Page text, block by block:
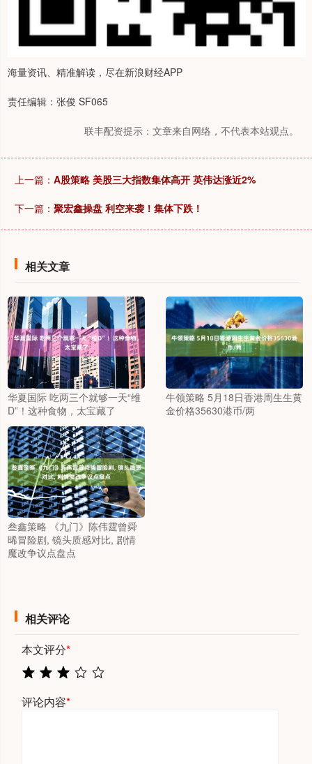
海量资讯、精准解读，尽在新浪财经APP
责任编辑：张俊 SF065
联丰配资提示：文章来自网络，不代表本站观点。
上一篇： A股策略 美股三大指数集体高开 英伟达涨近2%
下一篇： 聚宏鑫操盘 利空来袭！集体下跌！
相关文章
华夏国际 吃两三个就够一天“维
D”！这种食物，太宝藏了
牛领策略 5月18日香港周生生黄
金价格35630港币/两
叁鑫策略 《九门》陈伟霆曾舜
晞冒险剧, 镜头质感对比, 剧情
魔改争议点盘点
相关评论
本文评分*
评论内容*